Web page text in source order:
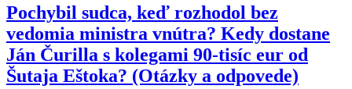
Pochybil sudca, keď rozhodol bez
vedomia ministra vnútra? Kedy dostane
Ján Čurilla s kolegami 90-tisíc eur od
Šutaja Eštoka? (Otázky a odpovede)